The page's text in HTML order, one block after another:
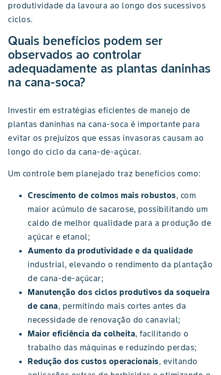
produtividade da lavoura ao longo dos sucessivos
ciclos.
Quais benefícios podem ser
observados ao controlar
adequadamente as plantas daninhas
na cana-soca?
Investir em estratégias eficientes de manejo de
plantas daninhas na cana-soca é importante para
evitar os prejuízos que essas invasoras causam ao
longo do ciclo da cana-de-açúcar.
Um controle bem planejado traz benefícios como:
Crescimento de colmos mais robustos, com
maior acúmulo de sacarose, possibilitando um
caldo de melhor qualidade para a produção de
açúcar e etanol;
Aumento da produtividade e da qualidade
industrial, elevando o rendimento da plantação
de cana-de-açúcar;
Manutenção dos ciclos produtivos da soqueira
de cana, permitindo mais cortes antes da
necessidade de renovação do canavial;
Maior eficiência da colheita, facilitando o
trabalho das máquinas e reduzindo perdas;
Redução dos custos operacionais, evitando